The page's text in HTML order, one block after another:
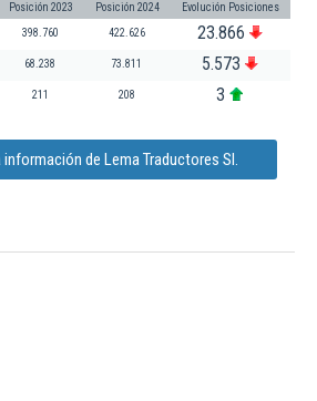
Posición 2023 Posición 2024 Evolución Posiciones
398.760 422.626 23.866
68.238 73.811 5.573
211 208 3
de Lema Traductores Sl.